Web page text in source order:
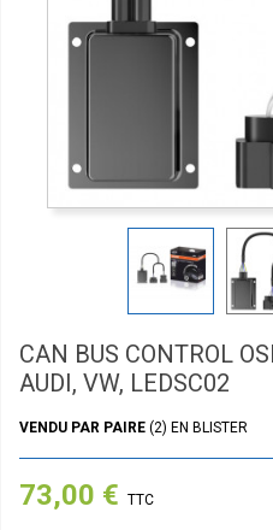
CAN BUS CONTROL
AUDI, VW, LEDSC02
VENDU PAR PAIRE (2) EN BLISTER
73,00 € TTC